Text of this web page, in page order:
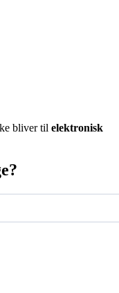
bliver til elektronisk